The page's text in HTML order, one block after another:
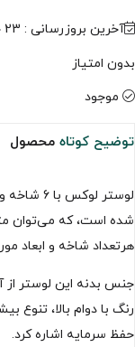
آخرین بروزرسانی : 23 خرداد, 1405
بدون امتیاز
موجود
توضیح کوتاه محصول
شده است، که می‌توان
هرتعداد شاخه و ابعاد
جنس بدنه این لوستر از
رنگ با دوام بالا، تنوع
حفظ سرمایه اشاره کرد.